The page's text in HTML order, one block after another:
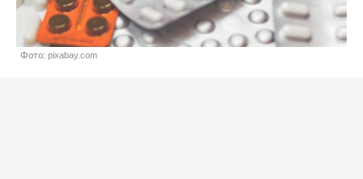
Фото: pixabay.com